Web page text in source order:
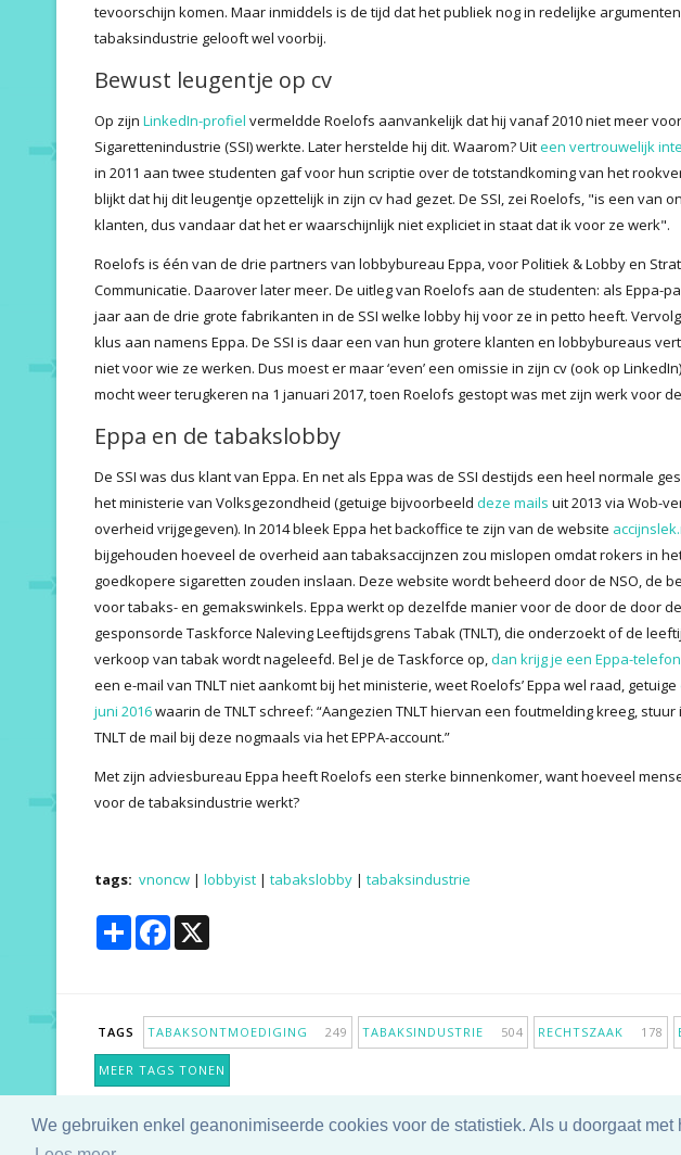
We gebruiken enkel geanonimiseerde cookies voor de statistiek. Als u doorgaat
tevoorschijn komen. Maar inmiddels is de tijd dat het publiek nog in redelijke
tabaksindustrie gelooft wel voorbij.
Bewust leugentje op cv
Op zijn LinkedIn-profiel vermeldde Roelofs aanvankelijk dat hij vanaf 2010 niet meer
Sigarettenindustrie (SSI) werkte. Later herstelde hij dit. Waarom? Uiteen vertrouwelijk
in 2011 aan twee studenten gaf voor hun scriptie over de totstandkoming van het
blijkt dat hij dit leugentje opzettelijk in zijn cv had gezet. De SSI, zei Roelofs, "is een van
klanten, dus vandaar dat het er waarschijnlijk niet expliciet in staat dat ik voor ze werk".
Roelofs is één van de drie partners van lobbybureau Eppa, voor Politiek & Lobby en
Communicatie. Daarover later meer. De uitleg van Roelofs aan de studenten: als Eppa-
jaar aan de drie grote fabrikanten in de SSI welke lobby hij voor ze in petto heeft.
klus aan namens Eppa. De SSI is daar een van hun grotere klanten en lobbybureaus
niet voor wie ze werken. Dus moest er maar ‘even’ een omissie in zijn cv (ook op
mocht weer terugkeren na 1 januari 2017, toen Roelofs gestopt was met zijn werk voor de
Eppa en de tabakslobby
De SSI was dus klant van Eppa. En net als Eppa was de SSI destijds een heel normale
het ministerie van Volksgezondheid (getuige bijvoorbeeld deze mails uit 2013 via Wob-
overheid vrijgegeven). In 2014 bleek Eppa het backoffice te zijn van de website
bijgehouden hoeveel de overheid aan tabaksaccijnzen zou mislopen omdat rokers in
goedkopere sigaretten zouden inslaan. Deze website wordt beheerd door de NSO, de
voor tabaks- en gemakswinkels. Eppa werkt op dezelfde manier voor de door de door
gesponsorde Taskforce Naleving Leeftijdsgrens Tabak (TNLT), die onderzoekt of de
verkoop van tabak wordt nageleefd. Bel je de Taskforce op,dan krijg je een Eppa-
een e-mail van TNLT niet aankomt bij het ministerie, weet Roelofs’ Eppa wel raad, getuige
juni 2016waarin de TNLT schreef: “Aangezien TNLT hiervan een foutmelding kreeg,
TNLT de mail bij deze nogmaals via het EPPA-account.”
Met zijn adviesbureau Eppa heeft Roelofs een sterke binnenkomer, want hoeveel
voor de tabaksindustrie werkt?
tags: vnoncw | lobbyist | tabakslobby | tabaksindustrie
Share Facebook
TAGS TABAKSONTMOEDIGING 249 TABAKSINDUSTRIE 504 RECHTSZAAK 178
MEER TAGS TONEN
Copyright © 2025 TabakNee - Rookpreventie Jeugd